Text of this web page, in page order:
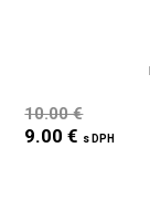
10.00 €
9.00 € s DPH